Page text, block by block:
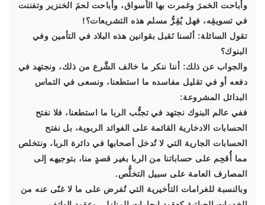
وأباحت الخمرَ وغمرت بها الأسواق، وأباحت لحمَ الخنزير وتفننت
في تسويقِه، فهل يُقِرُّ مسلم هذه التشريعات؟!
تقول السائلة: ألسنا نَقبل بقوانين هذه البلاد في التأمين وفي
البنوك؟
والجواب عن ذلك: أننا ننكر ما خالف الشَّرع من ذلك، ونجتهد في
دفعه أو في تقليل مفاسده ما استطعنا، ونسعى في التماس
البدائل المشروعة:
ففي عالم البنوك نجتهد في تجنُّب الربا ما استطعنا، فلا نفتح
الحسابات الادخارية القائمة على الفوائد الربوية، بل نفتح
الحسابات الجارية التي لا تُدخل أصحابها في دائرة الربا، ونتخلص
مما أُقحِم على حساباتنا من الربا بغير قصدٍ منا، بتوجيهه إلى
المصارف العامة على سبيل التخلُّص.
وبالنسبة للغرامات التأخيرية التي تُفرض على ما لا غنًى عنه من